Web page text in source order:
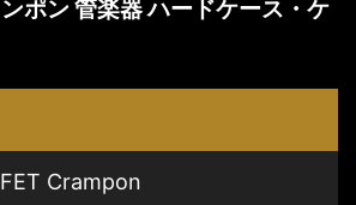
ポン 管楽器 ハードケース・ケ
Crampon